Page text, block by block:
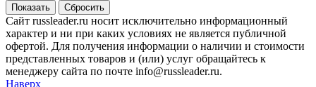
Сайт russleader.ru носит исключительно информационный
характер и ни при каких условиях не является публичной
офертой. Для получения информации о наличии и стоимости
представленных товаров и (или) услуг обращайтесь к
менеджеру сайта по почте info@russleader.ru.
Наверх